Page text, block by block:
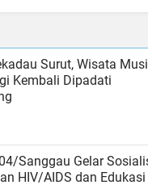
Surut, Wisata
Kembali Dipadati
Sanggau Gelar
HIV/AIDS dan